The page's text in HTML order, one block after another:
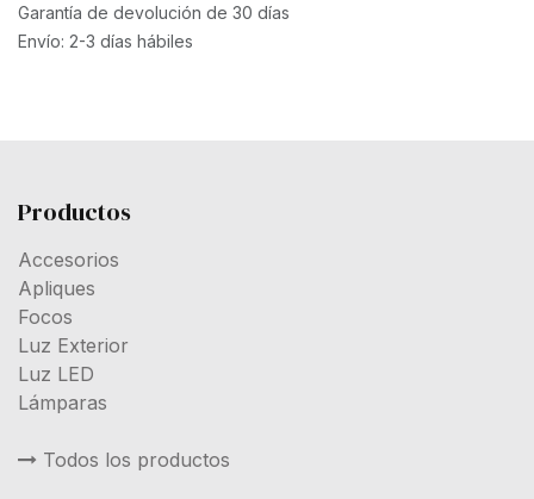
Garantía de devolución de 30 días
Envío: 2-3 días hábiles
Productos
Accesorios
Apliques
Focos
Luz Exterior
Luz LED
Lámparas
Todos los productos